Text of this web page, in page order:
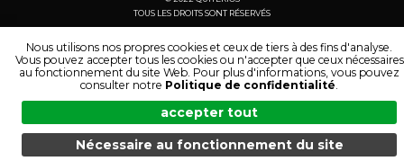
TOUS LES DROITS SONT RÉSERVÉS
Nous utilisons nos propres cookies et ceux de tiers à des fins d'analyse.
Vous pouvez accepter tous les cookies ou n'accepter que ceux nécessaires
au fonctionnement du site Web. Pour plus d'informations, vous pouvez
consulter notre Politique de confidentialité.
accepter tout
Nécessaire au fonctionnement du site